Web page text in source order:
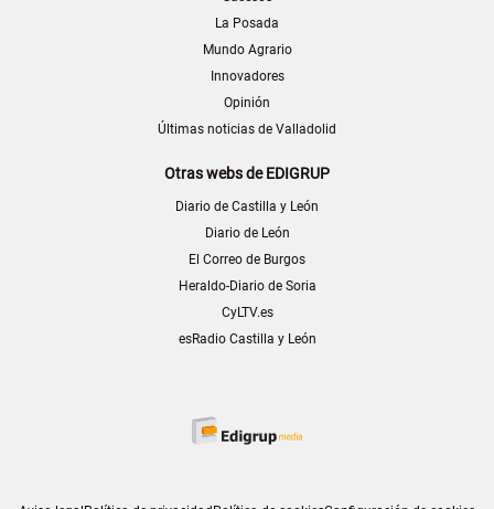
La Posada
Mundo Agrario
Innovadores
Opinión
Últimas noticias de Valladolid
Otras webs de EDIGRUP
Diario de Castilla y León
Diario de León
El Correo de Burgos
Heraldo-Diario de Soria
CyLTV.es
esRadio Castilla y León